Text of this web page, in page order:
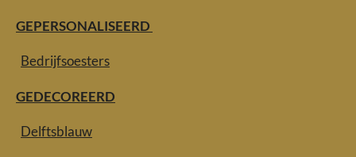
GEPERSONALISEERD
Bedrijfsoesters
GEDECOREERD
Delftsblauw